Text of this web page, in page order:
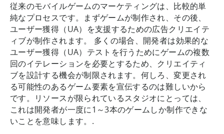
従来のモバイルゲームのマーケティングは、比較的単
純なプロセスです。まずゲームが制作され、その後、
ユーザー獲得（UA）を支援するための広告クリエイテ
ィブが制作されます。 多くの場合、開発者は効果的な
ユーザー獲得（UA）テストを行うためにゲームの複数
回のイテレーションを必要とするため、クリエイティ
ブを設計する機会が制限されます。何しろ、変更され
る可能性のあるゲーム要素を宣伝するのは難しいから
です。リソースが限られているスタジオにとっては、
これは開発者が一度に1～3本のゲームしか制作できな
いことを意味します。.